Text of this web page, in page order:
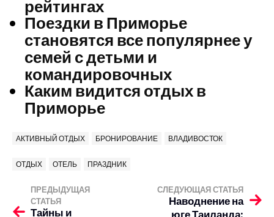
рейтингах
Поездки в Приморье
становятся все популярнее у
семей с детьми и
командировочных
Каким видится отдых в
Приморье
АКТИВНЫЙ ОТДЫХ БРОНИРОВАНИЕ ВЛАДИВОСТОК
ОТДЫХ ОТЕЛЬ ПРАЗДНИК
ПРЕДЫДУЩАЯ
СТАТЬЯ
Тайны и
СЛЕДУЮЩАЯ СТАТЬЯ
Наводнение на
юге Таиланда: